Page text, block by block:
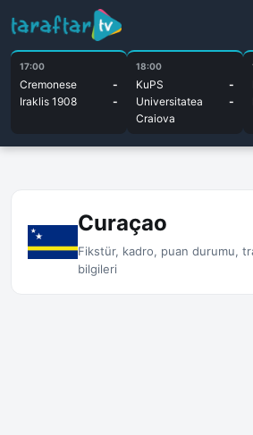
17:00
Cremonese
-
Iraklis 1908
-
18:00
KuPS
-
Universitatea
Craiova
-
Curaçao
Fikstür, kadro, puan durumu,
bilgileri